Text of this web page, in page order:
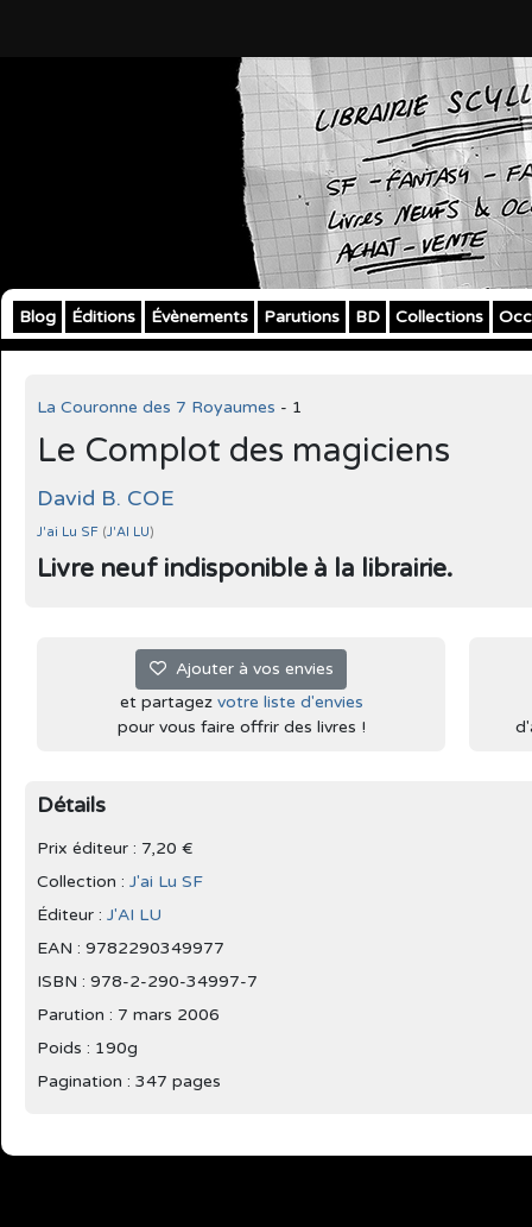
Blog Éditions Évènements Parutions BD Collections
La Couronne des 7 Royaumes - 1
Le Complot des magiciens
David B. COE
J'ai Lu SF (J'AI LU)
Livre neuf indisponible à la librairie.
Ajouter à vos envies
et partagez votre liste d'envies
pour vous faire offrir des livres !
Détails
Prix éditeur : 7,20 €
Collection : J'ai Lu SF
Éditeur : J'AI LU
EAN : 9782290349977
ISBN : 978-2-290-34997-7
Parution : 7 mars 2006
Poids : 190g
Pagination : 347 pages